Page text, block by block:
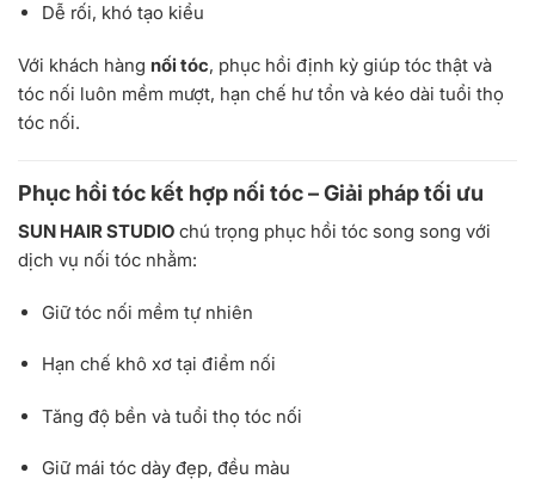
Dễ rối, khó tạo kiểu
Với khách hàng nối tóc, phục hồi định kỳ giúp tóc thật và
tóc nối luôn mềm mượt, hạn chế hư tổn và kéo dài tuổi thọ
tóc nối.
Phục hồi tóc kết hợp nối tóc – Giải pháp tối ưu
SUN HAIR STUDIO chú trọng phục hồi tóc song song với
dịch vụ nối tóc nhằm:
Giữ tóc nối mềm tự nhiên
Hạn chế khô xơ tại điểm nối
Tăng độ bền và tuổi thọ tóc nối
Giữ mái tóc dày đẹp, đều màu